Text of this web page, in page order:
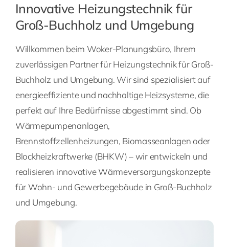
Innovative Heizungstechnik für
Groß-Buchholz und Umgebung
Willkommen beim Woker-Planungsbüro, Ihrem
zuverlässigen Partner für Heizungstechnik für Groß-
Buchholz und Umgebung. Wir sind spezialisiert auf
energieeffiziente und nachhaltige Heizsysteme, die
perfekt auf Ihre Bedürfnisse abgestimmt sind. Ob
Wärmepumpenanlagen,
Brennstoffzellenheizungen, Biomasseanlagen oder
Blockheizkraftwerke (BHKW) – wir entwickeln und
realisieren innovative Wärmeversorgungskonzepte
für Wohn- und Gewerbegebäude in Groß-Buchholz
und Umgebung.